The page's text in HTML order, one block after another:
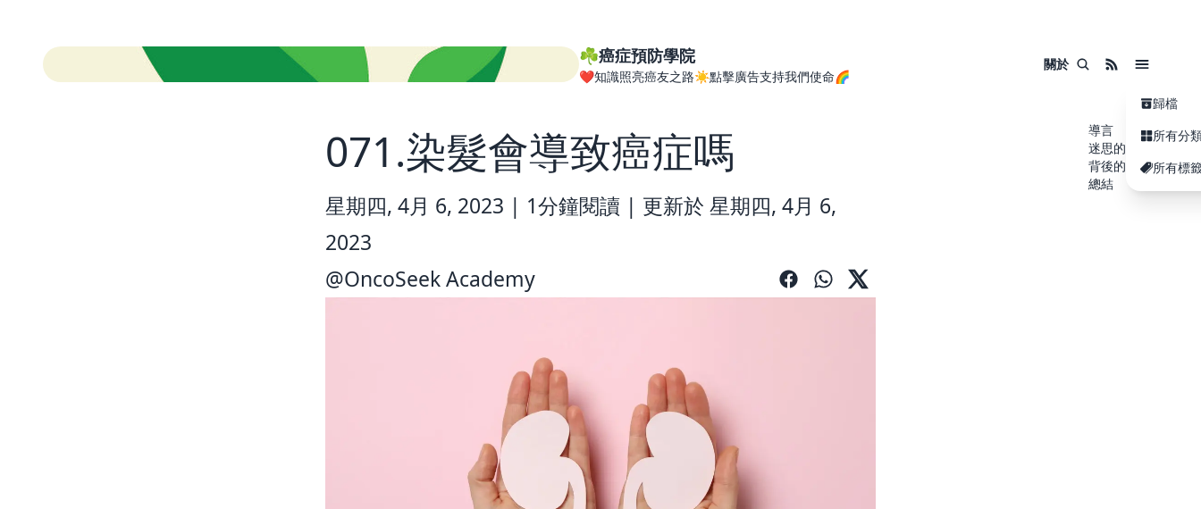
☘️癌症預防學院
❤️知識照亮癌友之路☀️點擊廣告支持我們使命🌈
關於
歸檔
所有分
所有標
071.染髮會導致癌症嗎
星期四, 4月 6, 2023 | 1分鐘閱讀 | 更新於 星期四, 4月 6,
2023
@OncoSeek Academy
導言
迷思的起源
背後的真相
總結